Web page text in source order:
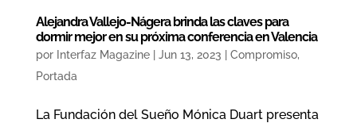
Alejandra Vallejo-Nágera brinda las claves para
dormir mejor en su próxima conferencia en Valencia
por Interfaz Magazine| Jun 13, 2023 | Compromiso,
Portada
La Fundación del Sueño Mónica Duart presenta